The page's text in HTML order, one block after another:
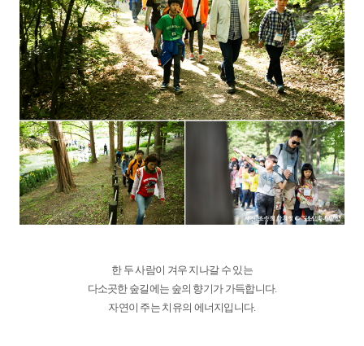
한 두 사람이 겨우 지나갈 수 있는
다소곳한 숲길에는 숲의 향기가 가득합니다.
자연이 주는 치유의 에너지입니다.